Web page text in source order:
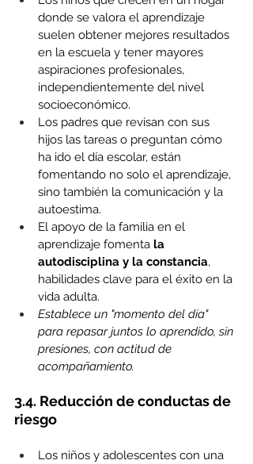
donde se valora el aprendizaje
suelen obtener mejores resultados
en la escuela y tener mayores
aspiraciones profesionales,
independientemente del nivel
socioeconómico.
Los padres que revisan con sus
hijos las tareas o preguntan cómo
ha ido el día escolar, están
fomentando no solo el aprendizaje,
sino también la comunicación y la
autoestima.
El apoyo de la familia en el
aprendizaje fomenta la
autodisciplina y la constancia,
habilidades clave para el éxito en la
vida adulta.
Establece un "momento del día"
para repasar juntos lo aprendido, sin
presiones, con actitud de
acompañamiento.
3.4. Reducción de conductas de
riesgo
Los niños y adolescentes con una